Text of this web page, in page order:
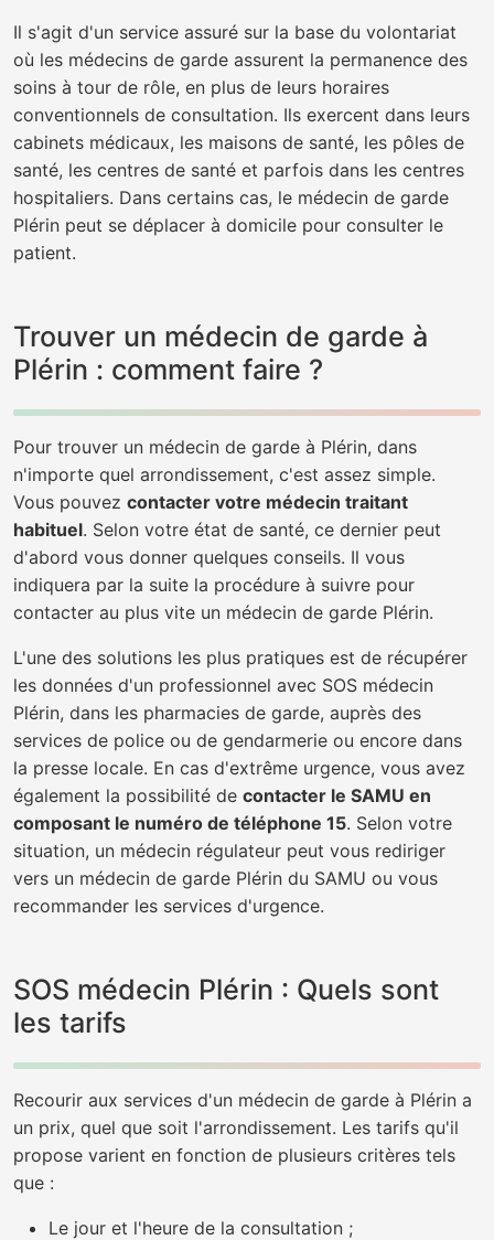
Il s'agit d'un service assuré sur la base du volontariat
où les médecins de garde assurent la permanence des
soins à tour de rôle, en plus de leurs horaires
conventionnels de consultation. Ils exercent dans leurs
cabinets médicaux, les maisons de santé, les pôles de
santé, les centres de santé et parfois dans les centres
hospitaliers. Dans certains cas, le médecin de garde
Plérin peut se déplacer à domicile pour consulter le
patient.
Trouver un médecin de garde à
Plérin : comment faire ?
Pour trouver un médecin de garde à Plérin, dans
n'importe quel arrondissement, c'est assez simple.
Vous pouvez contacter votre médecin traitant
habituel. Selon votre état de santé, ce dernier peut
d'abord vous donner quelques conseils. Il vous
indiquera par la suite la procédure à suivre pour
contacter au plus vite un médecin de garde Plérin.
L'une des solutions les plus pratiques est de récupérer
les données d'un professionnel avec SOS médecin
Plérin, dans les pharmacies de garde, auprès des
services de police ou de gendarmerie ou encore dans
la presse locale. En cas d'extrême urgence, vous avez
également la possibilité de contacter le SAMU en
composant le numéro de téléphone 15. Selon votre
situation, un médecin régulateur peut vous rediriger
vers un médecin de garde Plérin du SAMU ou vous
recommander les services d'urgence.
SOS médecin Plérin : Quels sont
les tarifs
Recourir aux services d'un médecin de garde à Plérin a
un prix, quel que soit l'arrondissement. Les tarifs qu'il
propose varient en fonction de plusieurs critères tels
que :
Le jour et l'heure de la consultation ;